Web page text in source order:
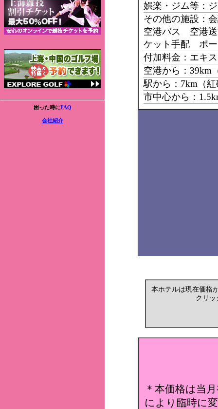
困った時にFAQ
会社紹介
娯楽・ジム等：
その他の施設：
空港バス 空港
ケット手配 ポー
付加料金：エキ
空港から：39km
駅から：7km（
市中心から：
本ホテルは現在価格
クリッ
＊本価格は当
により臨時に